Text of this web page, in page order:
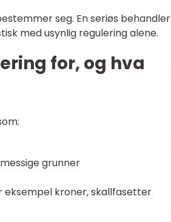
seg. En seriøs behandler
med usynlig regulering alene.
for, og hva
grunner
eksempel kroner, skallfasetter